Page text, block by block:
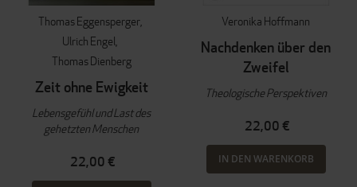
Thomas Eggensperger
Ulrich Engel
Thomas Dienberg
Zeit ohne Ewigkeit
Lebensgefühl und Last des
gehetzten Menschen
22,00 €
Veronika Hoffmann
Nachdenken über den
Zweifel
Theologische Perspektiven
22,00 €
IN DEN WARENKORB